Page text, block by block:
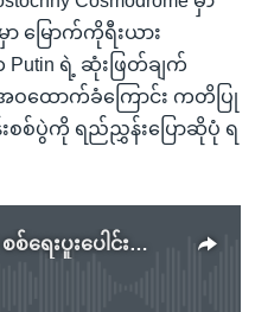
မြောက်ကိုရီးယား
Putin ရဲ့ ဆုံးဖြတ်ချက်
ဝထောက်ခံကြောင်း ကတိပြု
စစ်ပွဲကို ရည်ညွှန်းပြောဆိုပုံ ရ
ရုရှားနဲ့ မြောက်ကိုရီးယားကြား စစ်ရေးပူးပေါင်းဆောင်ရွက်မှု ကန်စိုးရိမ်
available